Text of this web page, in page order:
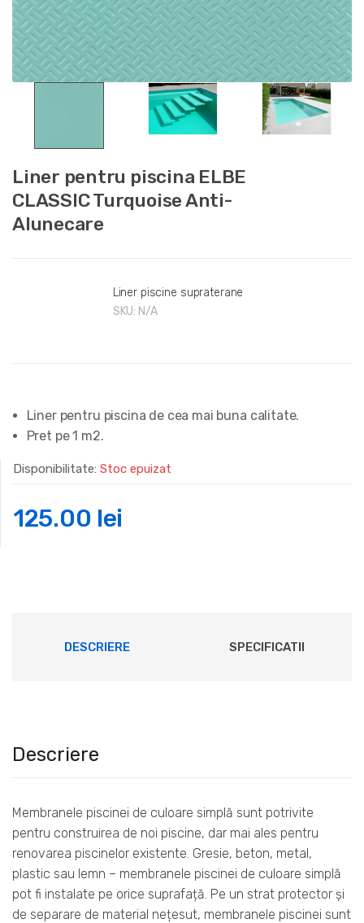
Liner pentru piscina ELBE
CLASSIC Turquoise Anti-
Alunecare
Liner piscine supraterane
SKU: N/A
Liner pentru piscina de cea mai buna calitate.
Pret pe 1 m2.
Disponibilitate: Stoc epuizat
125.00 lei
DESCRIERE SPECIFICATII
Descriere
Membranele piscinei de culoare simplă sunt potrivite
pentru construirea de noi piscine, dar mai ales pentru
renovarea piscinelor existente. Gresie, beton, metal,
plastic sau lemn – membranele piscinei de culoare simplă
pot fi instalate pe orice suprafață. Pe un strat protector și
de separare de material nețesut, membranele piscinei sunt